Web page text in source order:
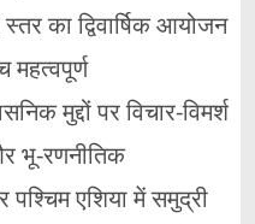
का द्विवार्षिक आयोजन
मुद्दों पर विचार-विमर्श
भू-रणनीतिक
पश्चिम एशिया में समुद्री